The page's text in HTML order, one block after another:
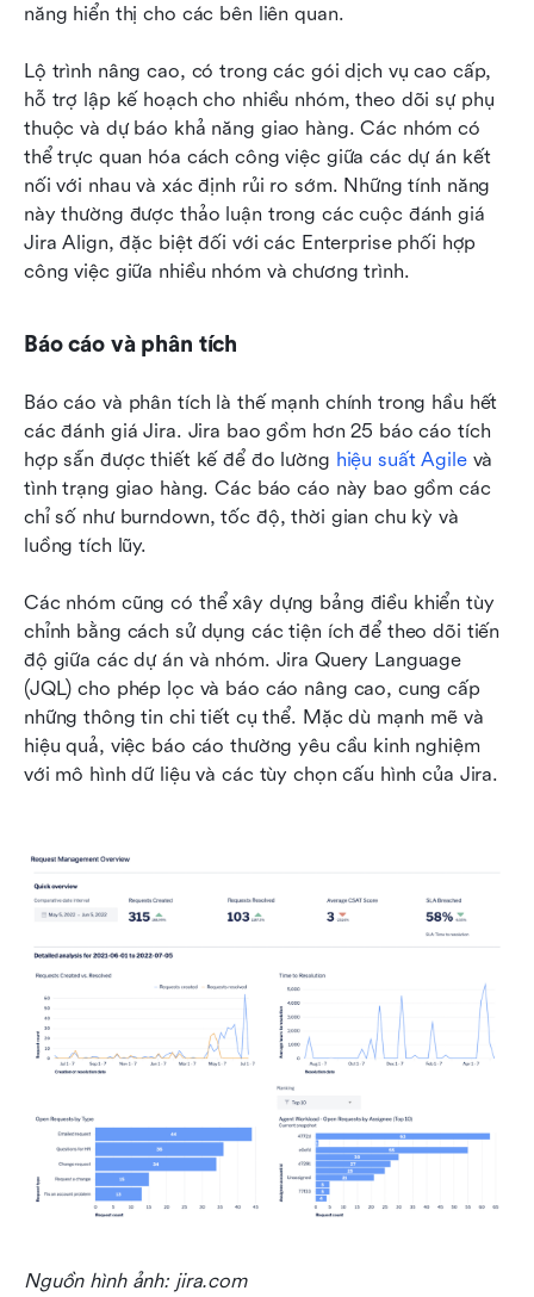
năng hiển thị cho các bên liên quan.
Lộ trình nâng cao, có trong các gói dịch vụ cao cấp,
hỗ trợ lập kế hoạch cho nhiều nhóm, theo dõi sự phụ
thuộc và dự báo khả năng giao hàng. Các nhóm có
thể trực quan hóa cách công việc giữa các dự án kết
nối với nhau và xác định rủi ro sớm. Những tính năng
này thường được thảo luận trong các cuộc đánh giá
Jira Align, đặc biệt đối với các Enterprise phối hợp
công việc giữa nhiều nhóm và chương trình.
Báo cáo và phân tích
Báo cáo và phân tích là thế mạnh chính trong hầu hết
các đánh giá Jira. Jira bao gồm hơn 25 báo cáo tích
hợp sẵn được thiết kế để đo lường hiệu suất Agile và
tình trạng giao hàng. Các báo cáo này bao gồm các
chỉ số như burndown, tốc độ, thời gian chu kỳ và
luồng tích lũy.
Các nhóm cũng có thể xây dựng bảng điều khiển tùy
chỉnh bằng cách sử dụng các tiện ích để theo dõi tiến
độ giữa các dự án và nhóm. Jira Query Language
(JQL) cho phép lọc và báo cáo nâng cao, cung cấp
những thông tin chi tiết cụ thể. Mặc dù mạnh mẽ và
hiệu quả, việc báo cáo thường yêu cầu kinh nghiệm
với mô hình dữ liệu và các tùy chọn cấu hình của Jira.
Nguồn hình ảnh: jira.com